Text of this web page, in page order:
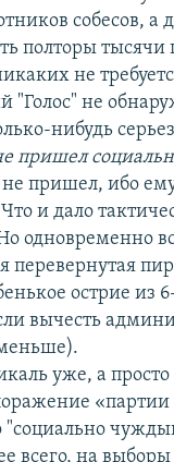
собесов, а
полторы тысячи
не
"Голос" не
нибудь
пришел
пришел, ибо
и дало
одновременно
перевернутая
острие из
вычесть
уже, а
«партии
"социально
всего, на